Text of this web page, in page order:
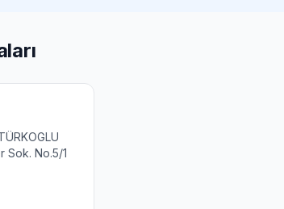
Sok. No.5/1